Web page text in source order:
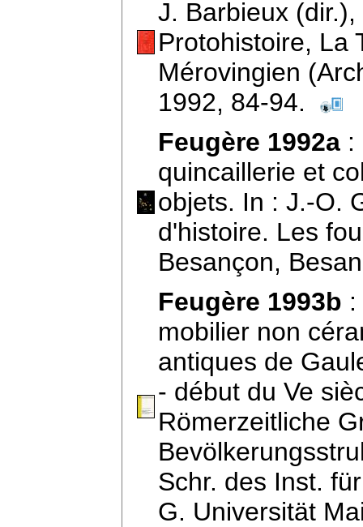
J. Barbieux
Protohistoire, La
Mérovingien
1992, 84-94.
Feugère 1992a :
quincaillerie et
objets. In : J.-O.
d'histoire. Les
Besançon,
Feugère 1993b
mobilier non
antiques de
- début du Ve
Römerzeitliche
Schr. des Inst.
G. Universität